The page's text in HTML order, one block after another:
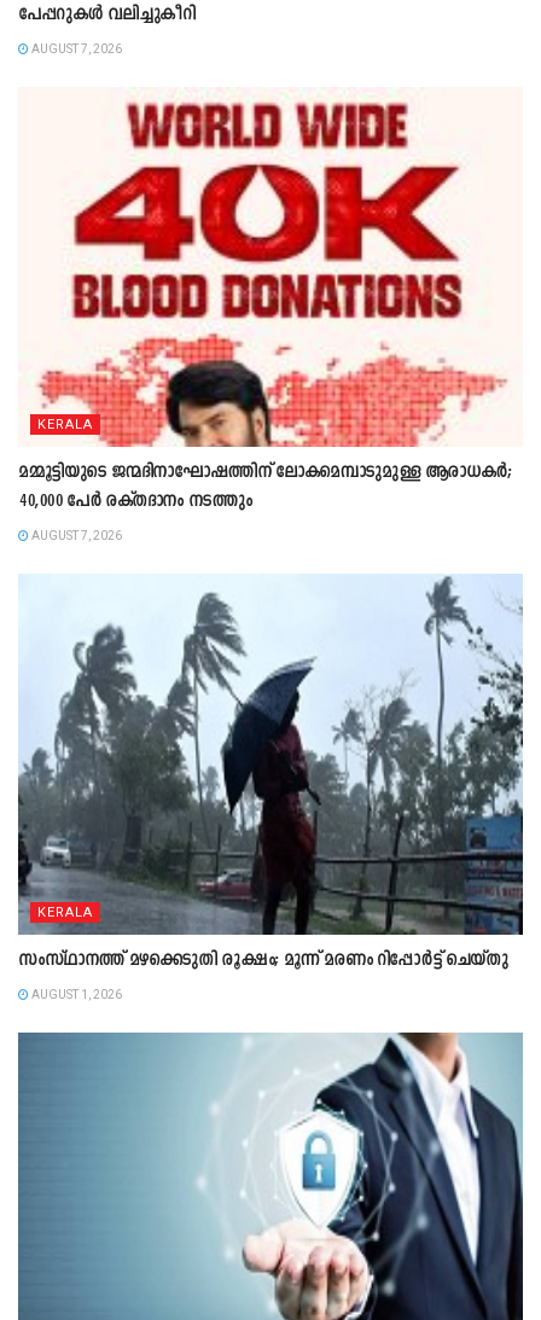
പേപ്പറുകൾ വലിച്ചുകീറി
AUGUST 7, 2026
KERALA
മമ്മൂട്ടിയുടെ ജന്മദിനാഘോഷത്തിന് ലോകമെമ്പാടുമുള്ള ആരാധകർ;
40,000 പേർ രക്തദാനം നടത്തും
AUGUST 7, 2026
KERALA
സംസ്ഥാനത്ത് മഴക്കെടുതി രൂക്ഷം; മൂന്ന് മരണം റിപ്പോർട്ട് ചെയ്തു
AUGUST 1, 2026